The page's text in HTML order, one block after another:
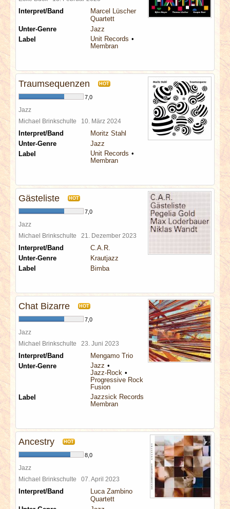
Interpret/Band
Marcel Lüscher
Quartett
Unter-Genre
Jazz
Label
Unit Records
Membran
Traumsequenzen HOT
7,0
Jazz
Michael Brinkschulte 10. März 2024
Interpret/Band
Moritz Stahl
Unter-Genre
Jazz
Label
Unit Records
Membran
Gästeliste HOT
7,0
Jazz
Michael Brinkschulte 21. Dezember 2023
Interpret/Band
C.A.R.
Unter-Genre
Krautjazz
Label
Bimba
Chat Bizarre HOT
7,0
Jazz
Michael Brinkschulte 23. Juni 2023
Interpret/Band
Mengamo Trio
Unter-Genre
Jazz
Jazz-Rock
Progressive Rock
Fusion
Label
Jazzsick Records
Membran
Ancestry HOT
8,0
Jazz
Michael Brinkschulte 07. April 2023
Interpret/Band
Luca Zambino
Quartett